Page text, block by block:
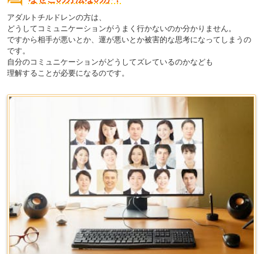
アダルトチルドレンの方は、
どうしてコミュニケーションがうまく行かないのか分かりません。
ですから相手が悪いとか、運が悪いとか被害的な思考になってしまうの
です。
自分のコミュニケーションがどうしてズレているのかなども
理解することが必要になるのです。